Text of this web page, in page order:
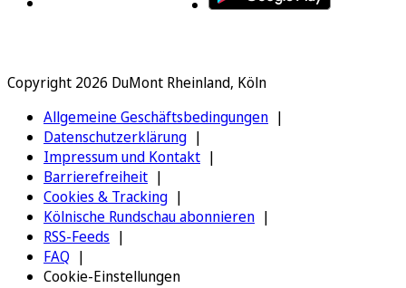
Copyright 2026 DuMont Rheinland, Köln
Allgemeine Geschäftsbedingungen
Datenschutzerklärung
Impressum und Kontakt
Barrierefreiheit
Cookies & Tracking
Kölnische Rundschau abonnieren
RSS-Feeds
FAQ
Cookie-Einstellungen